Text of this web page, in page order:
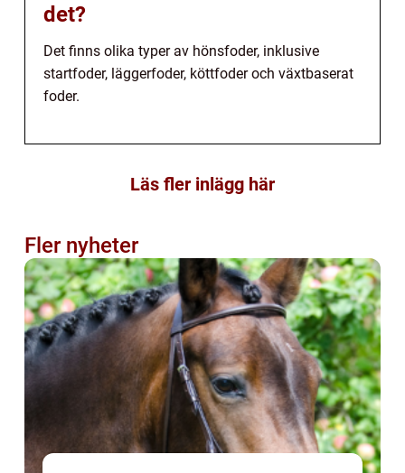
det?
Det finns olika typer av hönsfoder, inklusive
startfoder, läggerfoder, köttfoder och växtbaserat
foder.
Läs fler inlägg här
Fler nyheter